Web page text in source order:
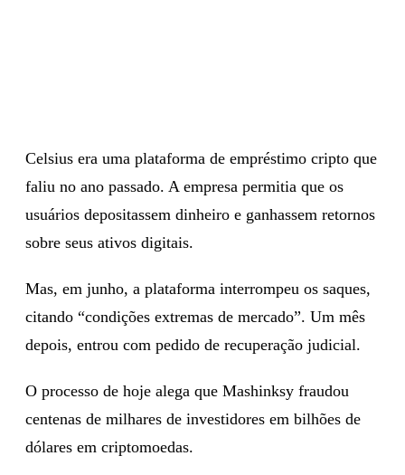
Celsius era uma plataforma de empréstimo cripto que
faliu no ano passado. A empresa permitia que os
usuários depositassem dinheiro e ganhassem retornos
sobre seus ativos digitais.
Mas, em junho, a plataforma interrompeu os saques,
citando “condições extremas de mercado”. Um mês
depois, entrou com pedido de recuperação judicial.
O processo de hoje alega que Mashinksy fraudou
centenas de milhares de investidores em bilhões de
dólares em criptomoedas.